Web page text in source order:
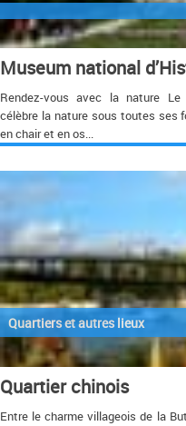
Museum national
Rendez-vous avec la nature Le
célèbre la nature sous toutes ses
en chair et en os...
Quartiers et autres lieux
Quartier chinois
Entre le charme villageois de la